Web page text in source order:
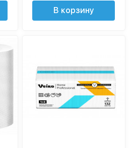
В корзину